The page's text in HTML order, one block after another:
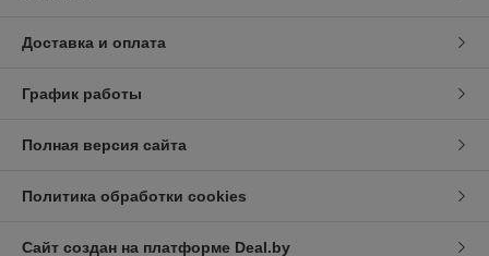
Доставка и оплата
График работы
Полная версия сайта
Политика обработки cookies
Сайт создан на платформе Deal.by